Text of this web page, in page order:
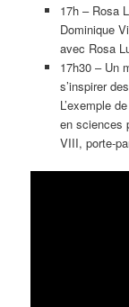
17h – Rosa
Dominique
avec Rosa
17h30 – Un
s’inspirer
L’exemple
en sciences
VIII, porte-